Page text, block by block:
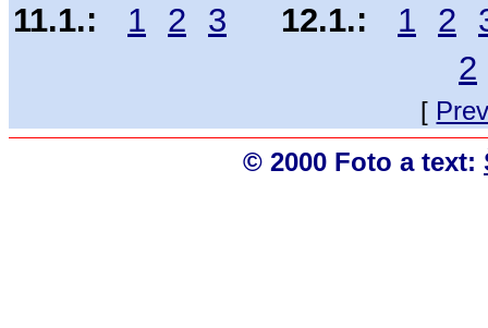
11.1.:
1 2 3 12.1.: 1 2
2
[
© 2000 Foto a text: